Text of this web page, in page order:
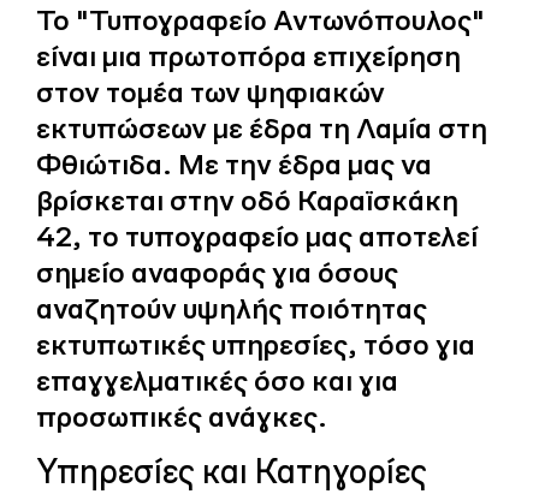
Το "Τυπογραφείο Αντωνόπουλος"
είναι μια πρωτοπόρα επιχείρηση
στον τομέα των ψηφιακών
εκτυπώσεων με έδρα τη Λαμία στη
Φθιώτιδα. Με την έδρα μας να
βρίσκεται στην οδό Καραϊσκάκη
42, το τυπογραφείο μας αποτελεί
σημείο αναφοράς για όσους
αναζητούν υψηλής ποιότητας
εκτυπωτικές υπηρεσίες, τόσο για
επαγγελματικές όσο και για
προσωπικές ανάγκες.
Υπηρεσίες και Κατηγορίες